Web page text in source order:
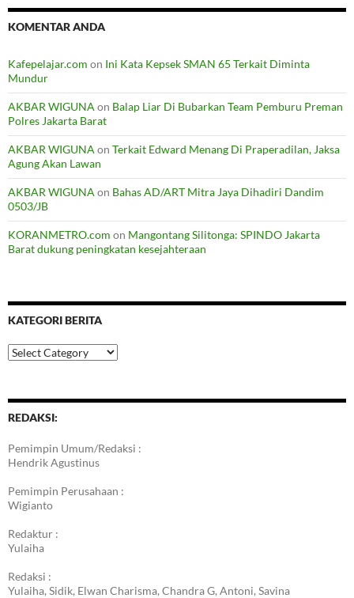
KOMENTAR ANDA
Kafepelajar.com on Ini Kata Kepsek SMAN 65 Terkait Diminta
Mundur
AKBAR WIGUNA on Balap Liar Di Bubarkan Team Pemburu Preman
Polres Jakarta Barat
AKBAR WIGUNA on Terkait Edward Menang Di Praperadilan, Jaksa
Agung Akan Lawan
AKBAR WIGUNA on Bahas AD/ART Mitra Jaya Dihadiri Dandim
0503/JB
KORANMETRO.com on Mangontang Silitonga: SPINDO Jakarta
Barat dukung peningkatan kesejahteraan
KATEGORI BERITA
Kategori
Berita
REDAKSI:
Pemimpin Umum/Redaksi :
Hendrik Agustinus
Pemimpin Perusahaan :
Wigianto
Redaktur :
Yulaiha
Redaksi :
Yulaiha, Sidik, Elwan Charisma, Chandra G, Antoni, Savina